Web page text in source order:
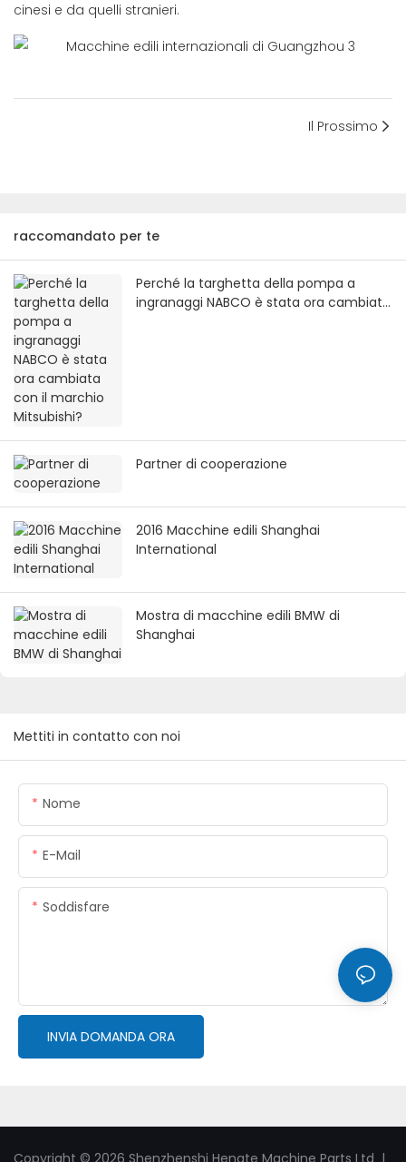
cinesi e da quelli stranieri.
Il Prossimo
raccomandato per te
Perché la targhetta della pompa a
ingranaggi NABCO è stata ora cambiata
Partner di cooperazione
2016 Macchine edili Shanghai
International
Mostra di macchine edili BMW di
Shanghai
Mettiti in contatto con noi
Nome
E-Mail
Soddisfare
INVIA DOMANDA ORA
Copyright © 2026 Shenzhenshi Hengte Machine Parts Ltd |